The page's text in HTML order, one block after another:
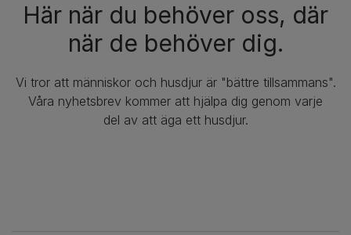
Här när du behöver oss, där
när de behöver dig.
Vi tror att människor och husdjur är "bättre tillsammans".
Våra nyhetsbrev kommer att hjälpa dig genom varje
del av att äga ett husdjur.